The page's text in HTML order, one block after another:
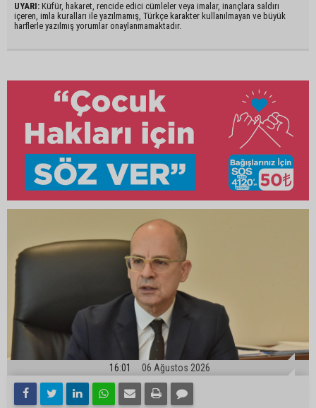
UYARI: Küfür, hakaret, rencide edici cümleler veya imalar, inançlara saldırı
içeren, imla kuralları ile yazılmamış, Türkçe karakter kullanılmayan ve büyük
harflerle yazılmış yorumlar onaylanmamaktadır.
16:01 06 Ağustos 2026